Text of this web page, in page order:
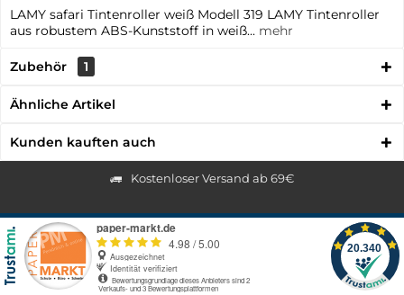
LAMY safari Tintenroller weiß Modell 319 LAMY Tintenroller
aus robustem ABS-Kunststoff in weiß... mehr
Zubehör 1
Ähnliche Artikel
Kunden kauften auch
Kostenloser Versand ab 69€